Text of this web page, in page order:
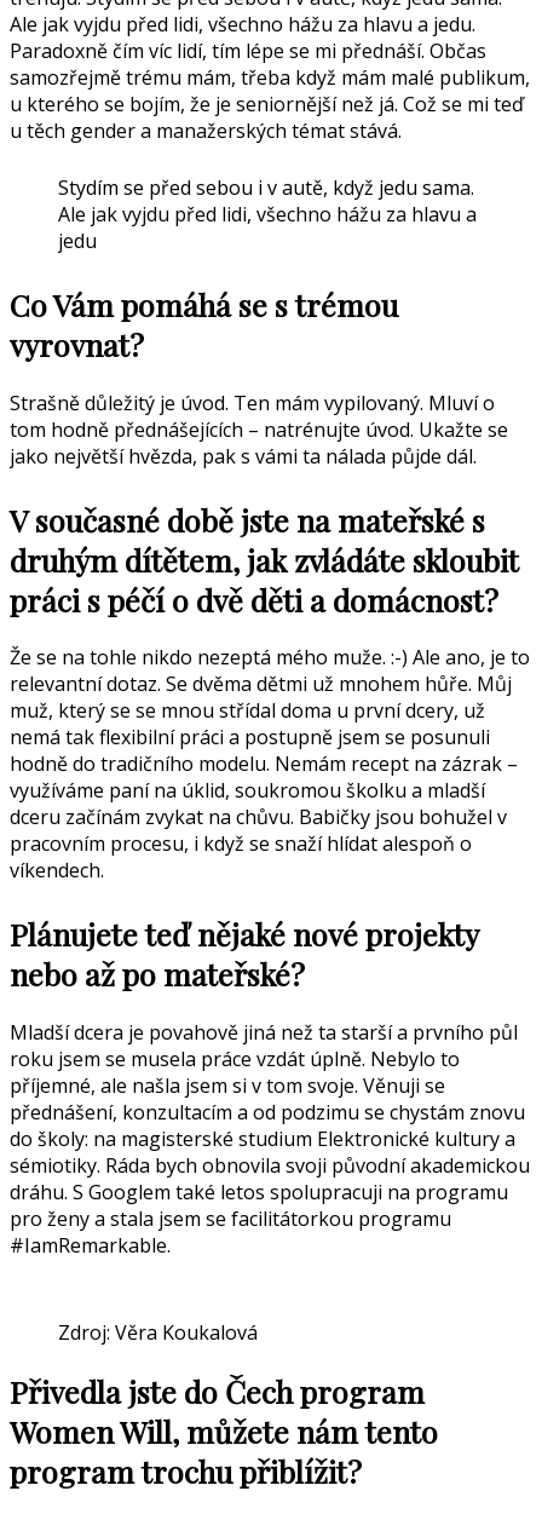
Ale jak vyjdu před lidi, všechno hážu za hlavu a jedu.
Paradoxně čím víc lidí, tím lépe se mi přednáší. Občas
samozřejmě trému mám, třeba když mám malé publikum,
u kterého se bojím, že je seniornější než já. Což se mi teď
u těch gender a manažerských témat stává.
Stydím se před sebou i v autě, když jedu sama.
Ale jak vyjdu před lidi, všechno hážu za hlavu a
jedu
Co Vám pomáhá se s trémou
vyrovnat?
Strašně důležitý je úvod. Ten mám vypilovaný. Mluví o
tom hodně přednášejících – natrénujte úvod. Ukažte se
jako největší hvězda, pak s vámi ta nálada půjde dál.
V současné době jste na mateřské s
druhým dítětem, jak zvládáte skloubit
práci s péčí o dvě děti a domácnost?
Že se na tohle nikdo nezeptá mého muže. :-) Ale ano, je to
relevantní dotaz. Se dvěma dětmi už mnohem hůře. Můj
muž, který se se mnou střídal doma u první dcery, už
nemá tak flexibilní práci a postupně jsem se posunuli
hodně do tradičního modelu. Nemám recept na zázrak –
využíváme paní na úklid, soukromou školku a mladší
dceru začínám zvykat na chůvu. Babičky jsou bohužel v
pracovním procesu, i když se snaží hlídat alespoň o
víkendech.
Plánujete teď nějaké nové projekty
nebo až po mateřské?
Mladší dcera je povahově jiná než ta starší a prvního půl
roku jsem se musela práce vzdát úplně. Nebylo to
příjemné, ale našla jsem si v tom svoje. Věnuji se
přednášení, konzultacím a od podzimu se chystám znovu
do školy: na magisterské studium Elektronické kultury a
sémiotiky. Ráda bych obnovila svoji původní akademickou
dráhu. S Googlem také letos spolupracuji na programu
pro ženy a stala jsem se facilitátorkou programu
#IamRemarkable.
Zdroj: Věra Koukalová
Přivedla jste do Čech program
Women Will, můžete nám tento
program trochu přiblížit?